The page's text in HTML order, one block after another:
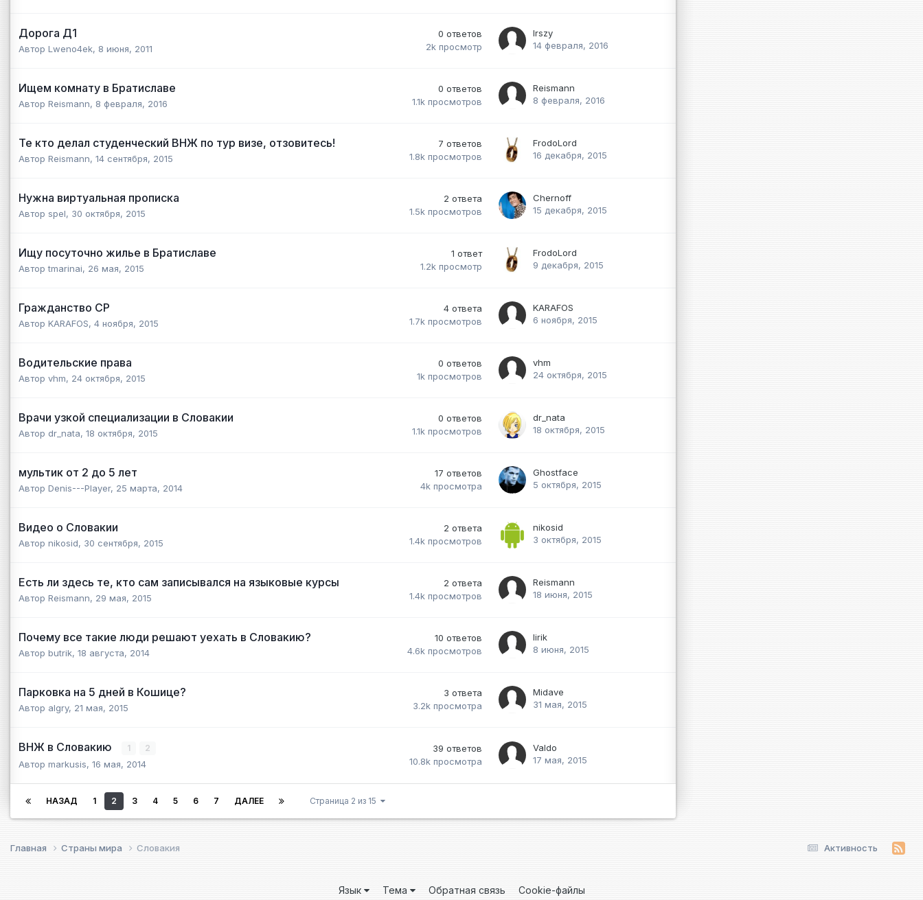
Дорога Д1
Автор Lweno4ek, 8 июня, 2011
0 ответов
2k просмотр
Irszy
14 февраля, 2016
Ищем комнату в Братиславе
Автор Reismann, 8 февраля, 2016
0 ответов
1.1k просмотров
Reismann
8 февраля, 2016
Те кто делал студенческий ВНЖ по тур визе, отзовитесь!
Автор Reismann, 14 сентября, 2015
7 ответов
1.8k просмотров
FrodoLord
16 декабря, 2015
Нужна виртуальная прописка
Автор spel, 30 октября, 2015
2 ответа
1.5k просмотров
Chernoff
15 декабря, 2015
Ищу посуточно жилье в Братиславе
Авторtmarinai, 26 мая, 2015
1 ответ
1.2k просмотр
FrodoLord
9 декабря, 2015
Гражданство СР
Автор KARAFOS, 4 ноября, 2015
4 ответа
1.7k просмотров
KARAFOS
6 ноября, 2015
Водительские права
Автор vhm, 24 октября, 2015
0 ответов
1k просмотров
vhm
24 октября, 2015
Врачи узкой специализации в Словакии
Автор dr_nata, 18 октября, 2015
0 ответов
1.1k просмотров
dr_nata
18 октября, 2015
мультик от 2 до 5 лет
Автор Denis---Player, 25 марта, 2014
17 ответов
4k просмотра
Ghostface
5 октября, 2015
Видео о Словакии
Автор nikosid, 30 сентября, 2015
2 ответа
1.4k просмотров
nikosid
3 октября, 2015
Есть ли здесь те, кто сам записывался на языковые курсы
Автор Reismann, 29 мая, 2015
2 ответа
1.4k просмотров
Reismann
18 июня, 2015
Почему все такие люди решают уехать в Словакию?
Автор butrik, 18 августа, 2014
10 ответов
4.6k просмотров
lirik
8 июня, 2015
Парковка на 5 дней в Кошице?
Автор algry, 21 мая, 2015
3 ответа
3.2k просмотра
Midave
31 мая, 2015
ВНЖ в Словакию 1 2
Автор markusis, 16 мая, 2014
39 ответов
10.8k просмотра
Valdo
17 мая, 2015
НАЗАД 1 2 3 4 5 6 7 ДАЛЕЕ Страница 2 из 15
Активность
Главная Страны мира Словакия
Язык Тема Обратная связь Cookie-файлы